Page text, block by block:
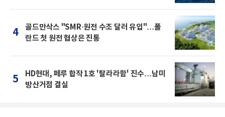
4
골드만삭스 "SMR·원전 수조 달러 유입"…폴
란드 첫 원전 협상은 진통
5
HD현대, 페루 합작 1호 '탈라라함' 진수…남미
방산거점 결실